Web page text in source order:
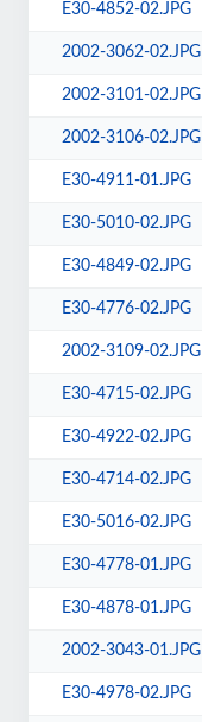
E30-4852-02.JPG
2002-3062-02.JPG
2002-3101-02.JPG
2002-3106-02.JPG
E30-4911-01.JPG
E30-5010-02.JPG
E30-4849-02.JPG
E30-4776-02.JPG
2002-3109-02.JPG
E30-4715-02.JPG
E30-4922-02.JPG
E30-4714-02.JPG
E30-5016-02.JPG
E30-4778-01.JPG
E30-4878-01.JPG
2002-3043-01.JPG
E30-4978-02.JPG